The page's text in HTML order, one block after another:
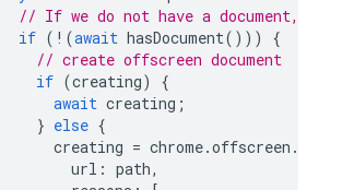
// If we do not have a document, we
if ( ! (await hasDocument()))
{
// create offscreen document
if (creating)
{
await creating ;
} else {
creating = chrome.offscreen .
url : path,